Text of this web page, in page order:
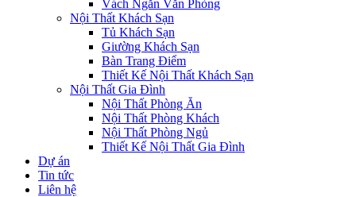
Vách Ngăn Văn Phòng
Nội Thất Khách Sạn
Tủ Khách Sạn
Giường Khách Sạn
Bàn Trang Điểm
Thiết Kế Nội Thất Khách Sạn
Nội Thất Gia Đình
Nội Thất Phòng Ăn
Nội Thất Phòng Khách
Nội Thất Phòng Ngủ
Thiết Kế Nội Thất Gia Đình
Dự án
Tin tức
Liên hệ